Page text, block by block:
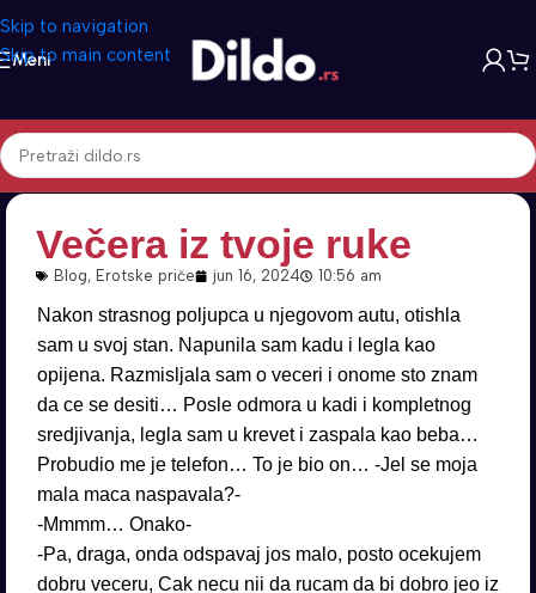
Skip to navigation
Skip to main content
Meni
Večera iz tvoje ruke
Blog, Erotske priče jun 16, 2024 10:56 am
Nakon strasnog poljupca u njegovom autu, otishla
sam u svoj stan. Napunila sam kadu i legla kao
opijena. Razmisljala sam o veceri i onome sto znam
da ce se desiti… Posle odmora u kadi i kompletnog
sredjivanja, legla sam u krevet i zaspala kao beba…
Probudio me je telefon… To je bio on… -Jel se moja
mala maca naspavala?-
-Mmmm… Onako-
-Pa, draga, onda odspavaj jos malo, posto ocekujem
dobru veceru, Cak necu nii da rucam da bi dobro jeo iz